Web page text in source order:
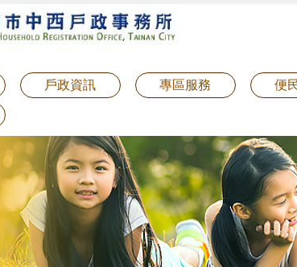
戶政資訊 專區服務 便